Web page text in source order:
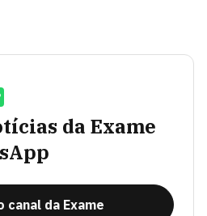
da Exame
canal da Exame